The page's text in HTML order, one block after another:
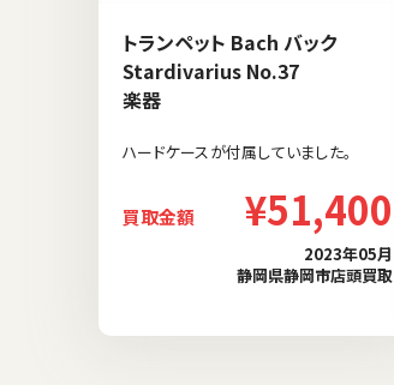
トランペット Bach バック
Stardivarius No.37
楽器
ハードケースが付属していました。
買取金額 ¥51,400
2023年05月
静岡県静岡市店頭買取